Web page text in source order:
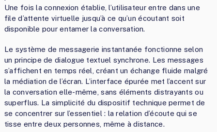
Une fois la connexion établie, l’utilisateur entre dans une
file d’attente virtuelle jusqu’à ce qu’un écoutant soit
disponible pour entamer la conversation.
Le système de messagerie instantanée fonctionne selon
un principe de dialogue textuel synchrone. Les messages
s’affichent en temps réel, créant un échange fluide malgré
la médiation de l’écran. L’interface épurée met l’accent sur
la conversation elle-même, sans éléments distrayants ou
superflus. La simplicité du dispositif technique permet de
se concentrer sur l’essentiel : la relation d’écoute qui se
tisse entre deux personnes, même à distance.